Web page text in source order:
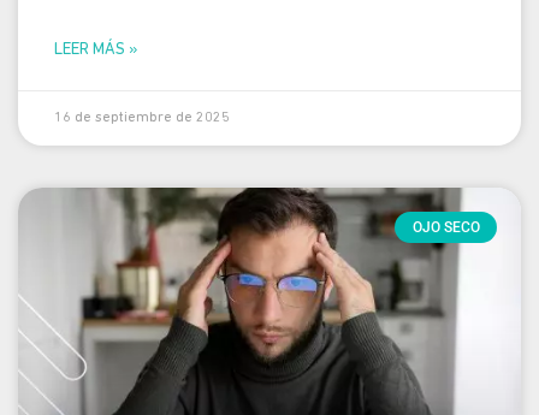
LEER MÁS »
16 de septiembre de 2025
OJO SECO